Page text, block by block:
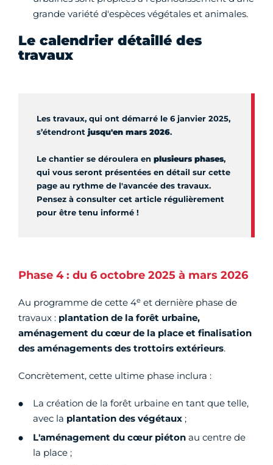
grande variété d'espèces végétales et animales.
Le calendrier détaillé des
travaux
Les travaux, qui ont démarré le 6 janvier 2025,
s’étendront jusqu'en mars 2026.
Le chantier se déroulera en plusieurs phases,
qui vous seront présentées en détail sur cette
page au rythme de l'avancée des travaux.
Pensez à consulter cet article régulièrement
pour être tenu informé !
Phase 4 : du 6 octobre 2025 à mars 2026
Au programme de cette 4e et dernière phase de
travaux : plantation de la forêt urbaine,
aménagement du cœur de la place et finalisation
des aménagements des trottoirs extérieurs.
Concrètement, cette ultime phase inclura :
La création de la forêt urbaine en tant que telle,
avec la plantation des végétaux ;
L'aménagement du cœur piéton au centre de
la place ;